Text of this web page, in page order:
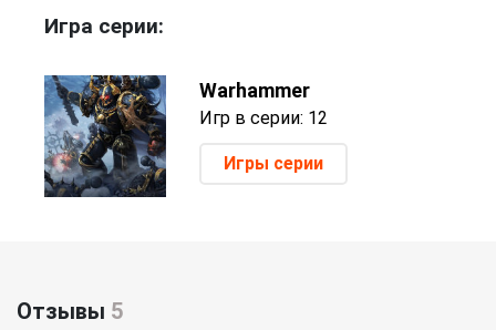
Игра серии:
Warhammer
Игр в серии: 12
Игры серии
Отзывы 5